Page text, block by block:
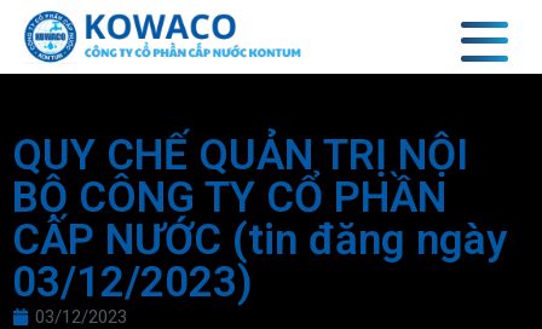
QUY CHẾ QUẢN TRỊ NỘI
BỘ CÔNG TY CỔ PHẦN
CẤP NƯỚC (tin đăng ngày
03/12/2023)
03/12/2023